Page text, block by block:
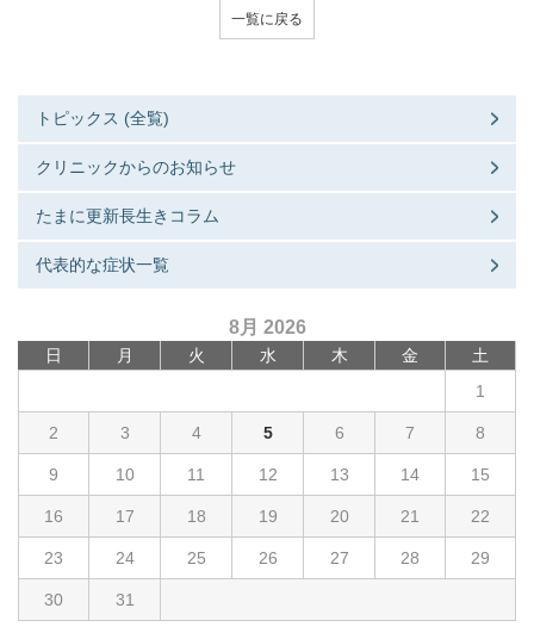
一覧に戻る
トピックス (全覧)
クリニックからのお知らせ
たまに更新長生きコラム
代表的な症状一覧
8月 2026
日 月 火 水 木 金
土
1
2 3 4 5 6 7 8
9 10 11 12 13 14 15
16 17 18 19 20 21 22
23 24 25 26 27 28 29
30 31